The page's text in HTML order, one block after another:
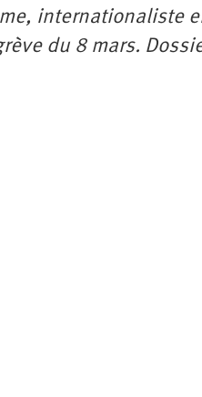
internationaliste
du 8 mars.